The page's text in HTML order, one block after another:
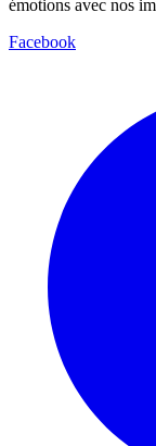
émotions avec nos
Facebook